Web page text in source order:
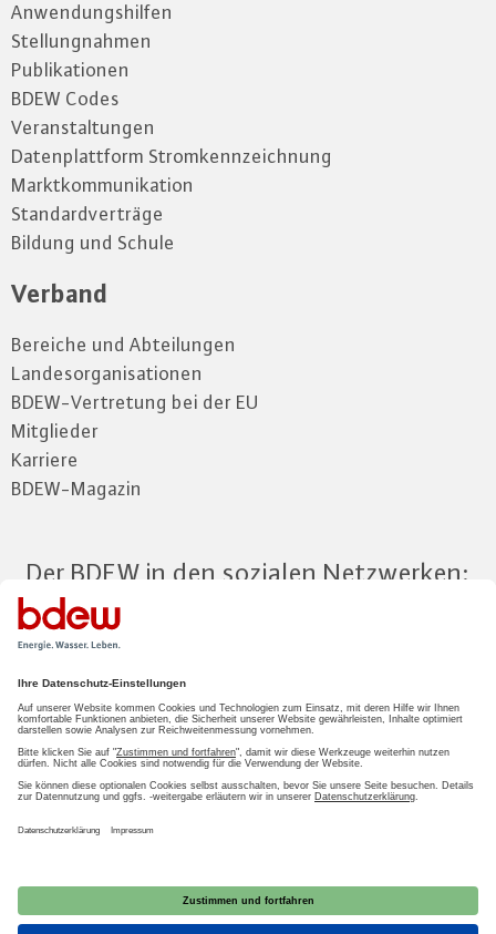
Anwendungshilfen
Stellungnahmen
Publikationen
BDEW Codes
Veranstaltungen
Datenplattform Stromkennzeichnung
Marktkommunikation
Standardverträge
Bildung und Schule
Verband
Bereiche und Abteilungen
Landesorganisationen
BDEW-Vertretung bei der EU
Mitglieder
Karriere
BDEW-Magazin
Der BDEW in den sozialen Netzwerken:
Zum Mitgliederbereich
LOGIN
2026 BDEW